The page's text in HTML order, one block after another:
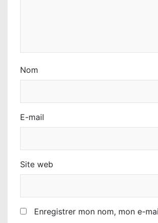
Nom
E-mail
Site web
Enregistrer mon nom, mon e-